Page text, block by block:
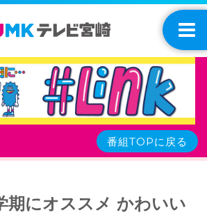
番組TOPに戻る
期にオススメ かわいい